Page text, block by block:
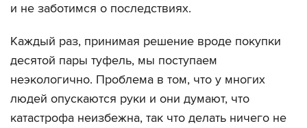
и не заботимся о последствиях.
Каждый раз, принимая решение вроде покупки
десятой пары туфель, мы поступаем
неэкологично. Проблема в том, что у многих
людей опускаются руки и они думают, что
катастрофа неизбежна, так что делать ничего не